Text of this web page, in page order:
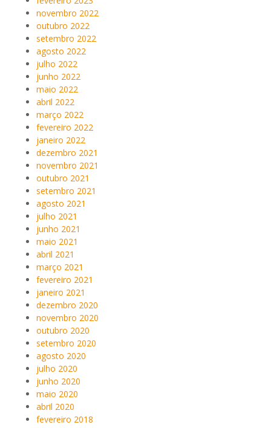
novembro 2022
outubro 2022
setembro 2022
agosto 2022
julho 2022
junho 2022
maio 2022
abril 2022
março 2022
fevereiro 2022
janeiro 2022
dezembro 2021
novembro 2021
outubro 2021
setembro 2021
agosto 2021
julho 2021
junho 2021
maio 2021
abril 2021
março 2021
fevereiro 2021
janeiro 2021
dezembro 2020
novembro 2020
outubro 2020
setembro 2020
agosto 2020
julho 2020
junho 2020
maio 2020
abril 2020
fevereiro 2018